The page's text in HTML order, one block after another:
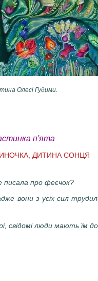
Олесі Гудими.
п'ята
ДИТИНА СОНЦЯ
писала про феєчок?
вони з усіх сил
свідомі люди мають їм